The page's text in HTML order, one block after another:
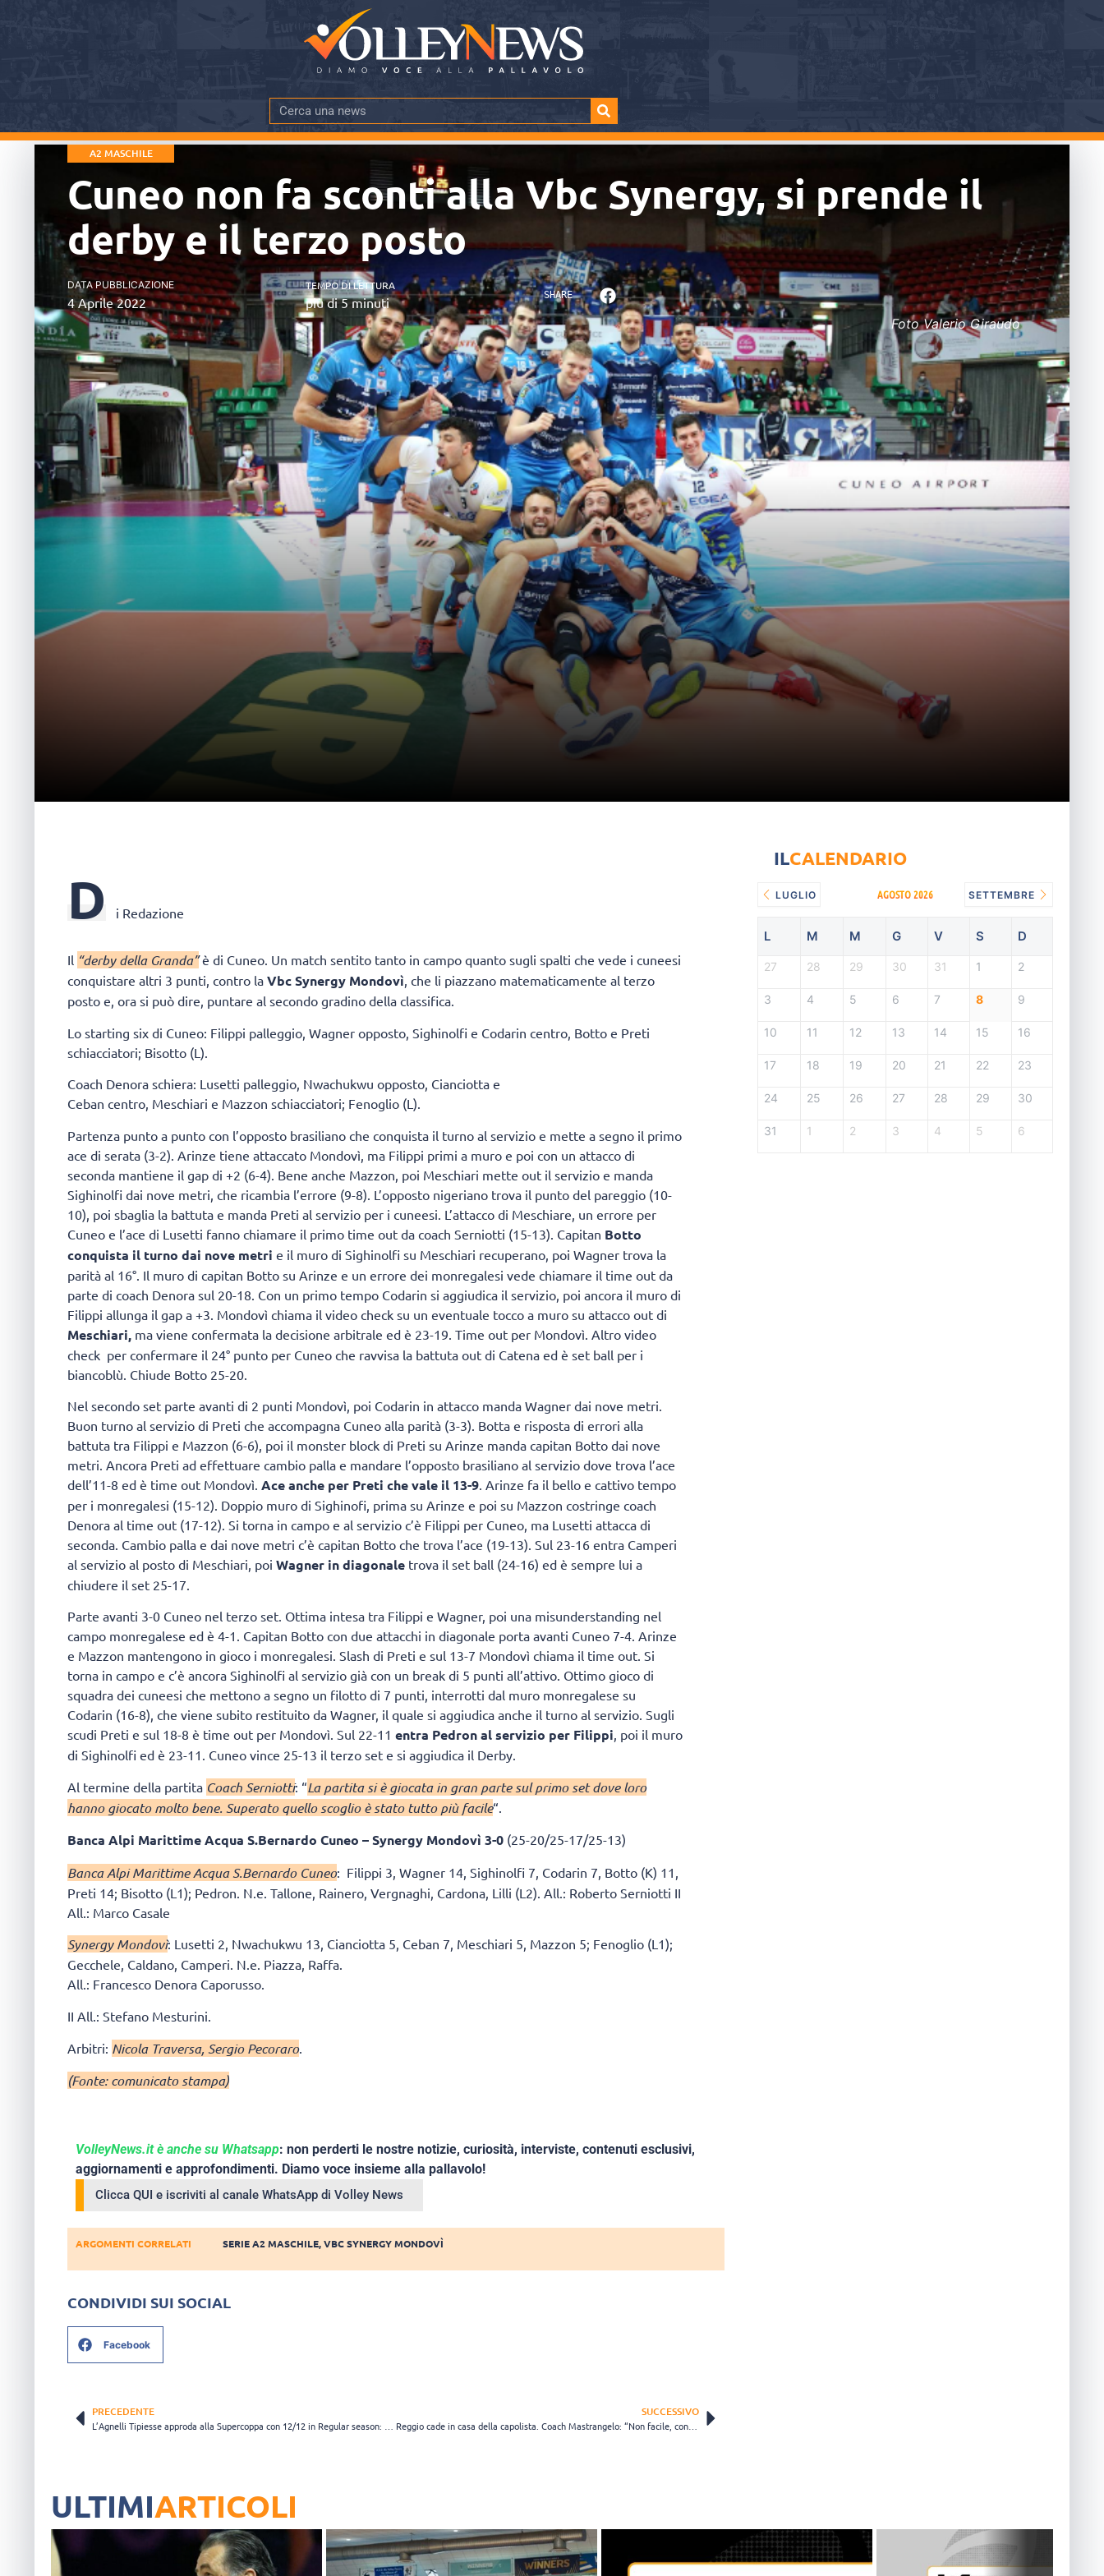
A2 MASCHILE
Cuneo non fa sconti alla Vbc Synergy, si prende il
derby e il terzo posto
DATA PUBBLICAZIONE
4 Aprile 2022
TEMPO DI LETTURA
più di 5 minuti SHARE
Foto Valerio Giraudo
D i Redazione
Il “derby della Granda”è di Cuneo. Un match sentito tanto in campo quanto sugli spalti che vede i cuneesi
conquistare altri 3 punti, contro la Vbc Synergy Mondovì, che li piazzano matematicamente al terzo
posto e, ora si può dire, puntare al secondo gradino della classifica.
Lo starting six di Cuneo: Filippi palleggio, Wagner opposto, Sighinolfi e Codarin centro, Botto e Preti
schiacciatori; Bisotto (L).
Coach Denora schiera: Lusetti palleggio, Nwachukwu opposto, Cianciotta e
Ceban centro, Meschiari e Mazzon schiacciatori; Fenoglio (L).
Partenza punto a punto con l’opposto brasiliano che conquista il turno al servizio e mette a segno il primo
ace di serata (3-2). Arinze tiene attaccato Mondovì, ma Filippi primi a muro e poi con un attacco di
seconda mantiene il gap di +2 (6-4). Bene anche Mazzon, poi Meschiari mette out il servizio e manda
Sighinolfi dai nove metri, che ricambia l’errore (9-8). L’opposto nigeriano trova il punto del pareggio (10-
10), poi sbaglia la battuta e manda Preti al servizio per i cuneesi. L’attacco di Meschiare, un errore per
Cuneo e l’ace di Lusetti fanno chiamare il primo time out da coach Serniotti (15-13). Capitan Botto
conquista il turno dai nove metri e il muro di Sighinolfi su Meschiari recuperano, poi Wagner trova la
parità al 16°. Il muro di capitan Botto su Arinze e un errore dei monregalesi vede chiamare il time out da
parte di coach Denora sul 20-18. Con un primo tempo Codarin si aggiudica il servizio, poi ancora il muro di
Filippi allunga il gap a +3. Mondovì chiama il video check su un eventuale tocco a muro su attacco out di
Meschiari, ma viene confermata la decisione arbitrale ed è 23-19. Time out per Mondovì. Altro video
check per confermare il 24° punto per Cuneo che ravvisa la battuta out di Catena ed è set ball per i
biancoblù. Chiude Botto 25-20.
Nel secondo set parte avanti di 2 punti Mondovì, poi Codarin in attacco manda Wagner dai nove metri.
Buon turno al servizio di Preti che accompagna Cuneo alla parità (3-3). Botta e risposta di errori alla
battuta tra Filippi e Mazzon (6-6), poi il monster block di Preti su Arinze manda capitan Botto dai nove
metri. Ancora Preti ad effettuare cambio palla e mandare l’opposto brasiliano al servizio dove trova l’ace
dell’11-8 ed è time out Mondovì. Ace anche per Preti che vale il 13-9 . Arinze fa il bello e cattivo tempo
per i monregalesi (15-12). Doppio muro di Sighinofi, prima su Arinze e poi su Mazzon costringe coach
Denora al time out (17-12). Si torna in campo e al servizio c’è Filippi per Cuneo, ma Lusetti attacca di
seconda. Cambio palla e dai nove metri c’è capitan Botto che trova l’ace (19-13). Sul 23-16 entra Camperi
al servizio al posto di Meschiari, poi Wagner in diagonale trova il set ball (24-16) ed è sempre lui a
chiudere il set 25-17.
Parte avanti 3-0 Cuneo nel terzo set. Ottima intesa tra Filippi e Wagner, poi una misunderstanding nel
campo monregalese ed è 4-1. Capitan Botto con due attacchi in diagonale porta avanti Cuneo 7-4. Arinze
e Mazzon mantengono in gioco i monregalesi. Slash di Preti e sul 13-7 Mondovì chiama il time out. Si
torna in campo e c’è ancora Sighinolfi al servizio già con un break di 5 punti all’attivo. Ottimo gioco di
squadra dei cuneesi che mettono a segno un filotto di 7 punti, interrotti dal muro monregalese su
Codarin (16-8), che viene subito restituito da Wagner, il quale si aggiudica anche il turno al servizio. Sugli
scudi Preti e sul 18-8 è time out per Mondovì. Sul 22-11 entra Pedron al servizio per Filippi, poi il muro
di Sighinolfi ed è 23-11. Cuneo vince 25-13 il terzo set e si aggiudica il Derby.
Al termine della partita Coach Serniotti: “La partita si è giocata in gran parte sul primo set dove loro
hanno giocato molto bene. Superato quello scoglio è stato tutto più facile“.
Banca Alpi Marittime Acqua S.Bernardo Cuneo – Synergy Mondovì 3-0 (25-20/25-17/25-13)
Banca Alpi Marittime Acqua S.Bernardo Cuneo: Filippi 3, Wagner 14, Sighinolfi 7, Codarin 7, Botto (K) 11,
Preti 14; Bisotto (L1); Pedron. N.e. Tallone, Rainero, Vergnaghi, Cardona, Lilli (L2). All.: Roberto Serniotti II
All.: Marco Casale
Synergy Mondovì: Lusetti 2, Nwachukwu 13, Cianciotta 5, Ceban 7, Meschiari 5, Mazzon 5; Fenoglio (L1);
Gecchele, Caldano, Camperi. N.e. Piazza, Raffa.
All.: Francesco Denora Caporusso.
II All.: Stefano Mesturini.
Arbitri: Nicola Traversa, Sergio Pecoraro.
(Fonte: comunicato stampa)
VolleyNews.it è anche su Whatsapp: non perderti le nostre notizie, curiosità, interviste, contenuti esclusivi,
aggiornamenti e approfondimenti. Diamo voce insieme alla pallavolo!
Clicca QUI e iscriviti al canale WhatsApp di Volley News
ARGOMENTI CORRELATI SERIE A2 MASCHILE,VBC SYNERGY MONDOVÌ
CONDIVIDI SUI SOCIAL
Facebook
PRECEDENTE
L’Agnelli Tipiesse approda alla Supercoppa con 12/12 in Regular season: 3-1 su Reggio
SUCCESSIVO
Reggio cade in casa della capolista. Coach Mastrangelo: “Non facile, contento per tante cose”
ILCALENDARIO
LUGLIO AGOSTO 2026 SETTEMBRE
L M M G V S D
27 28 29 30 31 1 2
3 4 5 6 7 8 9
10 11 12 13 14 15 16
17 18 19 20 21 22 23
24 25 26 27 28 29 30
31 1 2 3 4 5 6
ULTIMIARTICOLI